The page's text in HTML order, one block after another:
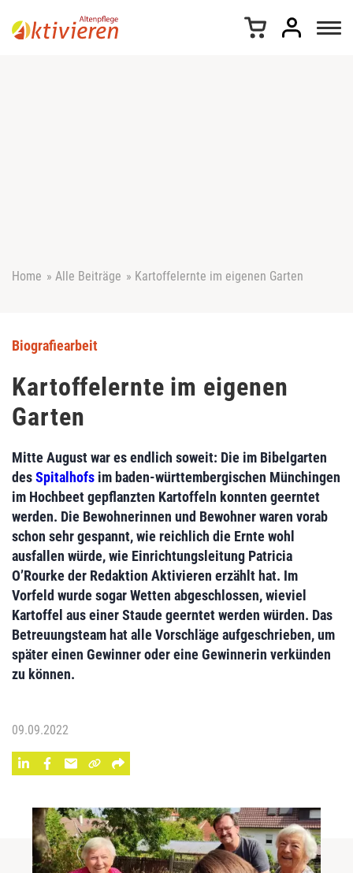
Home » Alle Beiträge » Kartoffelernte im eigenen Garten
Biografiearbeit
Kartoffelernte im eigenen
Garten
Mitte August war es endlich soweit: Die im Bibelgarten
desSpitalhofs im baden-württembergischen Münchingen
im Hochbeet gepflanzten Kartoffeln konnten geerntet
werden. Die Bewohnerinnen und Bewohner waren vorab
schon sehr gespannt, wie reichlich die Ernte wohl
ausfallen würde, wie Einrichtungsleitung Patricia
O’Rourke der Redaktion Aktivieren erzählt hat. Im
Vorfeld wurde sogar Wetten abgeschlossen, wieviel
Kartoffel aus einer Staude geerntet werden würden. Das
Betreuungsteam hat alle Vorschläge aufgeschrieben, um
später einen Gewinner oder eine Gewinnerin verkünden
zu können.
09.09.2022